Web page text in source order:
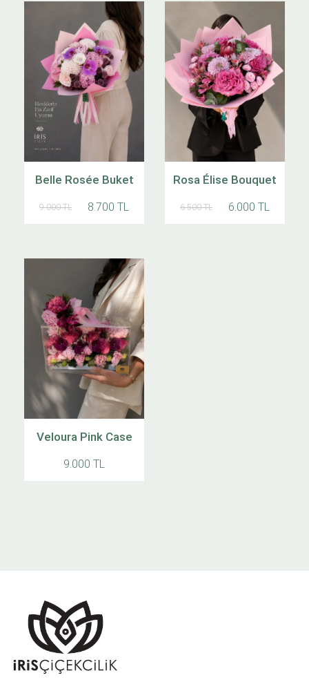
Belle Rosée Buket
9.000 TL 8.700 TL
Rosa Élise Bouquet
6.500 TL 6.000 TL
Veloura Pink Case
9.000 TL